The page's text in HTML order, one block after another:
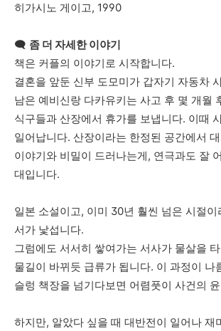
히가시노 게이고, 1990
🗨️ 좀 더 자세한 이야기
책은 커플의 이야기로 시작합니다.
결혼을 앞둔 신부 도모미가 갑자기 자동차
남은 예비신랑 다카유키는 사고 후 몇 개월
식구들과 산장에서 휴가를 보냅니다. 이때
일어납니다. 산장이라는 한정된 공간에서
이야기와 비밀이 드러나는게, 연극과도 잘
대입니다.
일본 소설이고, 이미 30년 훨씬 넘은 시절이
서가 낯섭니다.
그럼에도 서서히 쌓여가는 서사가 물살을
물길이 바뀌듯 급류가 됩니다. 이 과정이 나
슬렁 책장을 넘기다보면 어렴풋이 사건의
하지만, 알았다 싶을 때 대반전이 일어나 재